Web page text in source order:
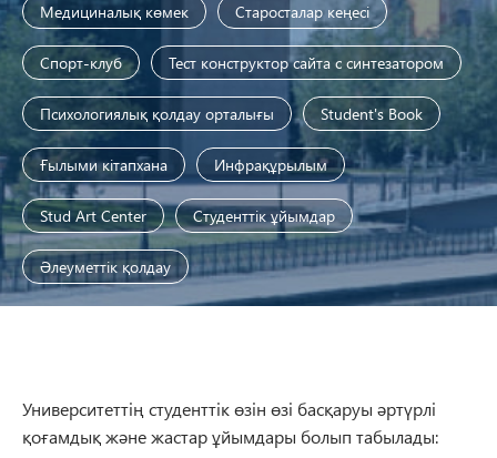
Медициналық көмек Старосталар кеңесі
Спорт-клуб Тест конструктор сайта с синтезатором
Психологиялық қолдау орталығы Student's Book
Ғылыми кітапхана Инфрақұрылым
Stud Art Center Студенттік ұйымдар
Әлеуметтік қолдау
Университеттің студенттік өзін өзі басқаруы әртүрлі
қоғамдық және жастар ұйымдары болып табылады: